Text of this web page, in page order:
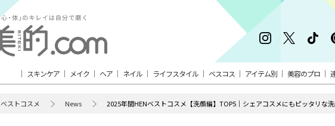
スキンケア メイク ヘア ネイル ライフスタイル ベスコス アイテム別 美容のプロ
ベストコスメ News 2025年間HENベストコスメ【洗顔編】TOP5｜シェアコスメにもピッタリな